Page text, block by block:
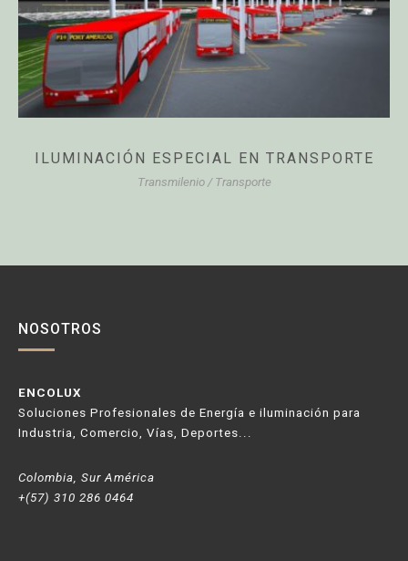
ILUMINACIÓN ESPECIAL EN TRANSPORTE
Transmilenio/ Transporte
NOSOTROS
ENCOLUX
Soluciones Profesionales de Energía e iluminación para
Industria, Comercio, Vías, Deportes...
Colombia, Sur América
+(57) 310 286 0464